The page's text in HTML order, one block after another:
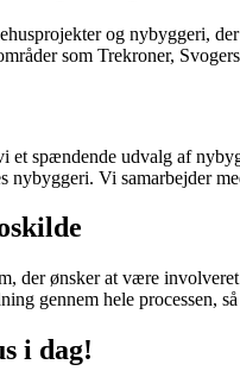
og nybyggeri,
som Trekroner,
et spændende udvalg af
nybyggeri. Vi samarbejder
der ønsker at være
gennem hele processen,
i dag!